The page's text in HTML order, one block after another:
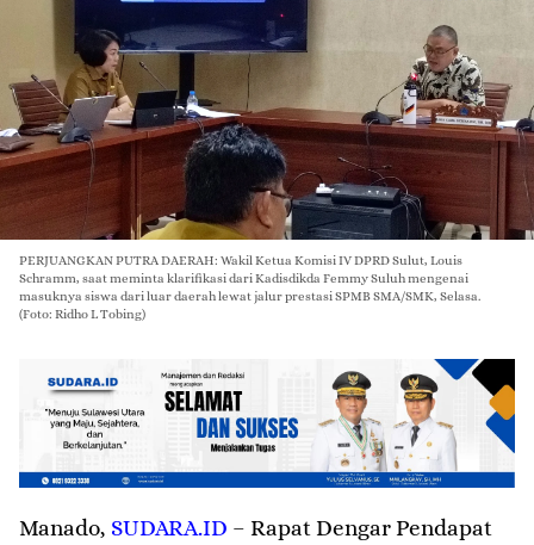
PERJUANGKAN PUTRA DAERAH: Wakil Ketua Komisi IV DPRD Sulut, Louis
Schramm, saat meminta klarifikasi dari Kadisdikda Femmy Suluh mengenai
masuknya siswa dari luar daerah lewat jalur prestasi SPMB SMA/SMK, Selasa.
(Foto: Ridho L Tobing)
Manado, SUDARA.ID – Rapat Dengar Pendapat